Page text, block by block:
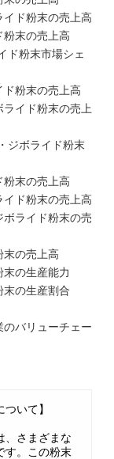
イド粉末の売上高
粉末の売上高
ド粉末市場シェ
ド粉末の売上高
ライド粉末の売上
ジボライド粉末
粉末の売上高
イド粉末の売上高
ボライド粉末の売
末の売上高
末の生産能力
末の生産割合
のバリューチェー
いて】
、さまざまな
す。この粉末